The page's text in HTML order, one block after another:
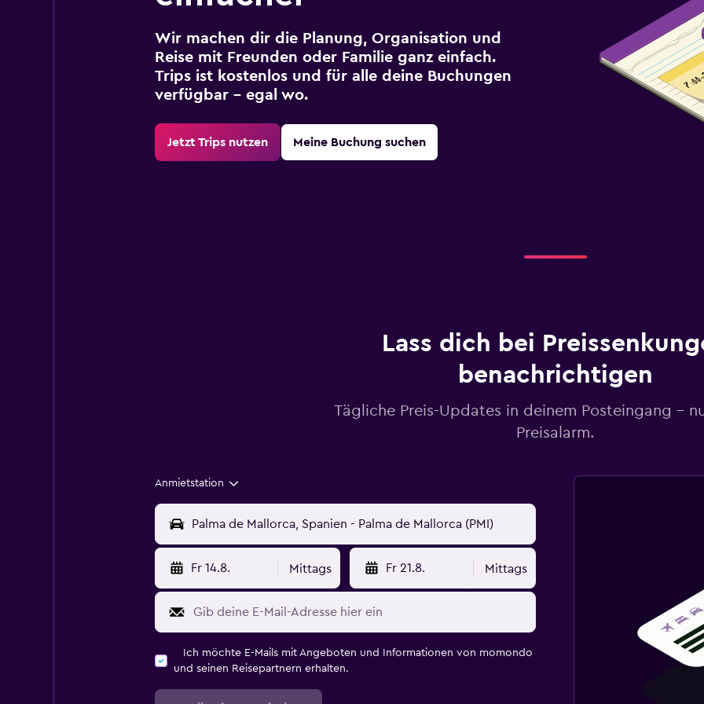
Wir machen dir die Planung, Organisation und
Reise mit Freunden oder Familie ganz einfach.
Trips ist kostenlos und für alle deine Buchungen
verfügbar – egal wo.
Jetzt Trips nutzen Meine Buchung suchen
Lass dich bei
benachrichtigen
Tägliche Preis-Updates in deinem Posteingang –
Preisalarm.
Anmietstation
Fr 14.8. Mittags Fr 21.8. Mittags
Ich möchte E-Mails mit Angeboten und Informationen von momondo
und seinen Reisepartnern erhalten.